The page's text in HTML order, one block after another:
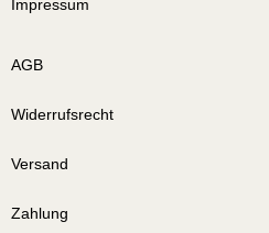
Impressum
AGB
Widerrufsrecht
Versand
Zahlung